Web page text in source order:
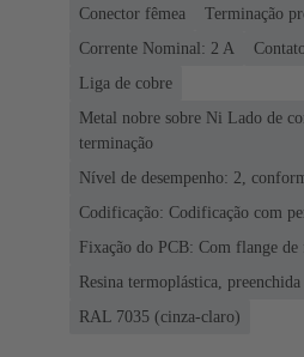
Conector fêmea
Terminação
Corrente Nominal: ‌2 A
Liga de cobre
Metal nobre sobre Ni Lado de
terminação
Nível de desempenho: 2,
Codificação: Codificação com
Fixação do PCB: Com flange de
Resina termoplástica,
RAL 7035 (cinza-claro)